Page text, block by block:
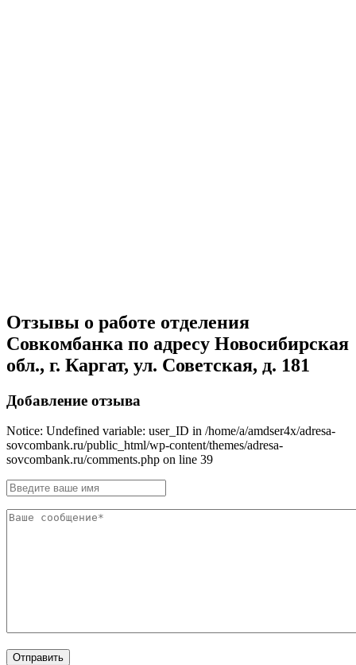
Отзывы о работе отделения
Совкомбанка по адресу Новосибирская
обл., г. Каргат, ул. Советская, д. 181
Добавление отзыва
Notice: Undefined variable: user_ID in /home/a/amdser4x/adresa-
sovcombank.ru/public_html/wp-content/themes/adresa-
sovcombank.ru/comments.php on line 39
Отправить